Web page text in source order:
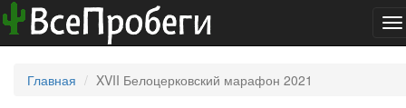
Главная XVII Белоцерковский марафон 2021